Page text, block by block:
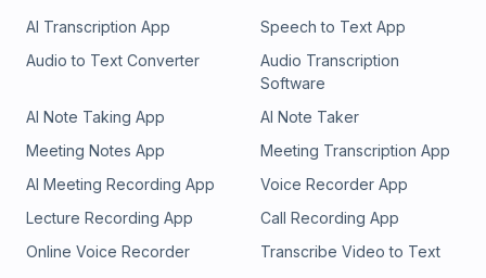
AI Transcription App
Speech to Text App
Audio to Text Converter
Audio Transcription
Software
AI Note Taking App
AI Note Taker
Meeting Notes App
Meeting Transcription App
AI Meeting Recording App
Voice Recorder App
Lecture Recording App
Call Recording App
Online Voice Recorder
Transcribe Video to Text